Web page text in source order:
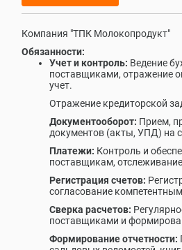
Компания "ТПК Молокопродукт"
Обязанности:
Учет и контроль: Ведение
поставщиками, отражение
учет.
Отражение кредиторской
Документооборот: Прием,
документов (акты, УПД) на
Платежи: Контроль и
поставщикам,
Регистрация счетов:
согласование
Сверка расчетов:
поставщиками и
Формирование отчетности: